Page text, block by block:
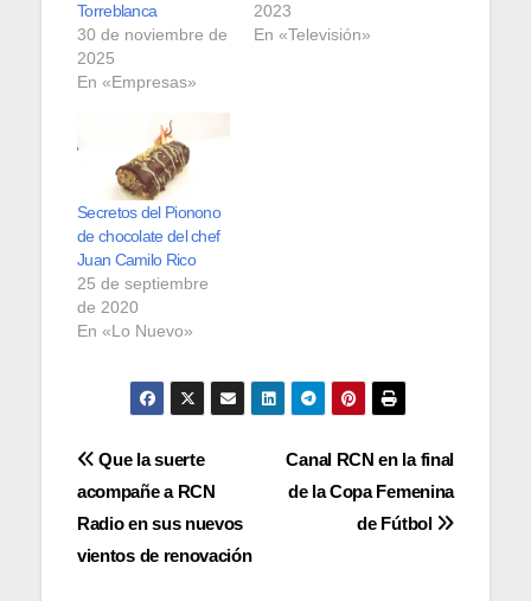
Torreblanca
30 de noviembre de
2025
En «Empresas»
2023
En «Televisión»
Secretos del Pionono
de chocolate del chef
Juan Camilo Rico
25 de septiembre
de 2020
En «Lo Nuevo»
Navegación
de
entradas
Canal RCN en la final
de la Copa Femenina
de Fútbol
Que la suerte
acompañe a RCN
Radio en sus nuevos
vientos de renovación